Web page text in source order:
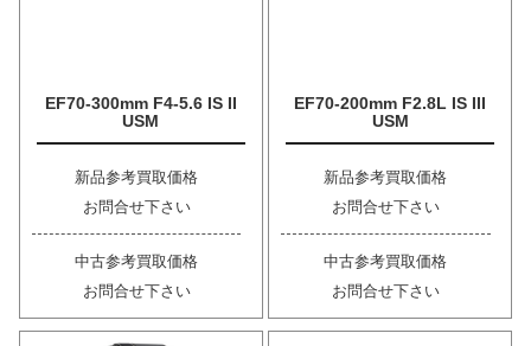
EF70-300mm F4-5.6 IS II
USM
新品参考買取価格
お問合せ下さい
中古参考買取価格
お問合せ下さい
EF70-200mm F2.8L IS III
USM
新品参考買取価格
お問合せ下さい
中古参考買取価格
お問合せ下さい